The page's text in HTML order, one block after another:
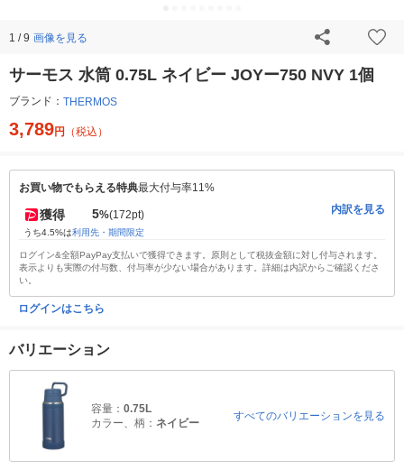
1 / 9 画像を見る
サーモス 水筒 0.75L ネイビー JOYー750 NVY 1個
ブランド： THERMOS
3,789円 （税込）
お買い物でもらえる特典最大付与率11%
獲得 5%(172pt)
うち4.5%は利用先・期間限定
内訳を見る
ログイン&全額PayPay支払いで獲得できます。原則として税抜金額に対し付与されます。
表示よりも実際の付与数、付与率が少ない場合があります。詳細は内訳からご確認くださ
い。
ログインはこちら
バリエーション
容量： 0.75L
カラー、柄： ネイビー
すべてのバリエーションを見る